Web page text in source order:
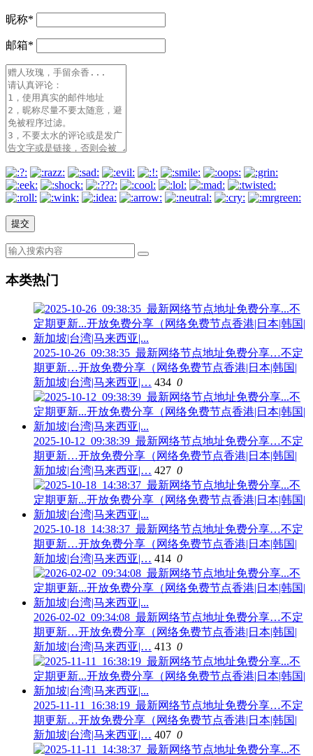
昵称*
邮箱*
本类热门
2025-10-26_09:38:35_最新网络节点地址免费分享…不定
期更新…开放免费分享（网络免费节点香港|日本|韩国|
新加坡|台湾|马来西亚|… 434 0
2025-10-12_09:38:39_最新网络节点地址免费分享…不定
期更新…开放免费分享（网络免费节点香港|日本|韩国|
新加坡|台湾|马来西亚|… 427 0
2025-10-18_14:38:37_最新网络节点地址免费分享…不定
期更新…开放免费分享（网络免费节点香港|日本|韩国|
新加坡|台湾|马来西亚|… 414 0
2026-02-02_09:34:08_最新网络节点地址免费分享…不定
期更新…开放免费分享（网络免费节点香港|日本|韩国|
新加坡|台湾|马来西亚|… 413 0
2025-11-11_16:38:19_最新网络节点地址免费分享…不定
期更新…开放免费分享（网络免费节点香港|日本|韩国|
新加坡|台湾|马来西亚|… 407 0